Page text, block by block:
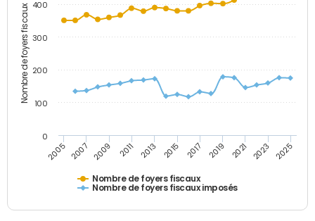
Nombre de foyers fiscaux
Nombre de foyers fiscaux
Nombre de foyers fiscaux imposés
2005 2007 2009 2011 2013 2015 2017 2019 2021 2023 2025
0
100
200
300
400